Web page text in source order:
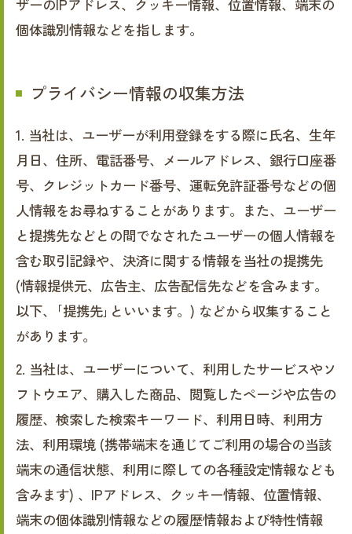
ザーのIPアドレス、クッキー情報、位置情報、端末の
個体識別情報などを指します。
プライバシー情報の収集方法
1. 当社は、ユーザーが利用登録をする際に氏名、生年
月日、住所、電話番号、メールアドレス、銀行口座番
号、クレジットカード番号、運転免許証番号などの個
人情報をお尋ねすることがあります。また、ユーザー
と提携先などとの間でなされたユーザーの個人情報を
含む取引記録や、決済に関する情報を当社の提携先
(情報提供元、広告主、広告配信先などを含みます。
以下、｢提携先｣といいます。) などから収集すること
があります。
2. 当社は、ユーザーについて、利用したサービスやソ
フトウエア、購入した商品、閲覧したページや広告の
履歴、検索した検索キーワード、利用日時、利用方
法、利用環境 (携帯端末を通じてご利用の場合の当該
端末の通信状態、利用に際しての各種設定情報なども
含みます) 、IPアドレス、クッキー情報、位置情報、
端末の個体識別情報などの履歴情報および特性情報